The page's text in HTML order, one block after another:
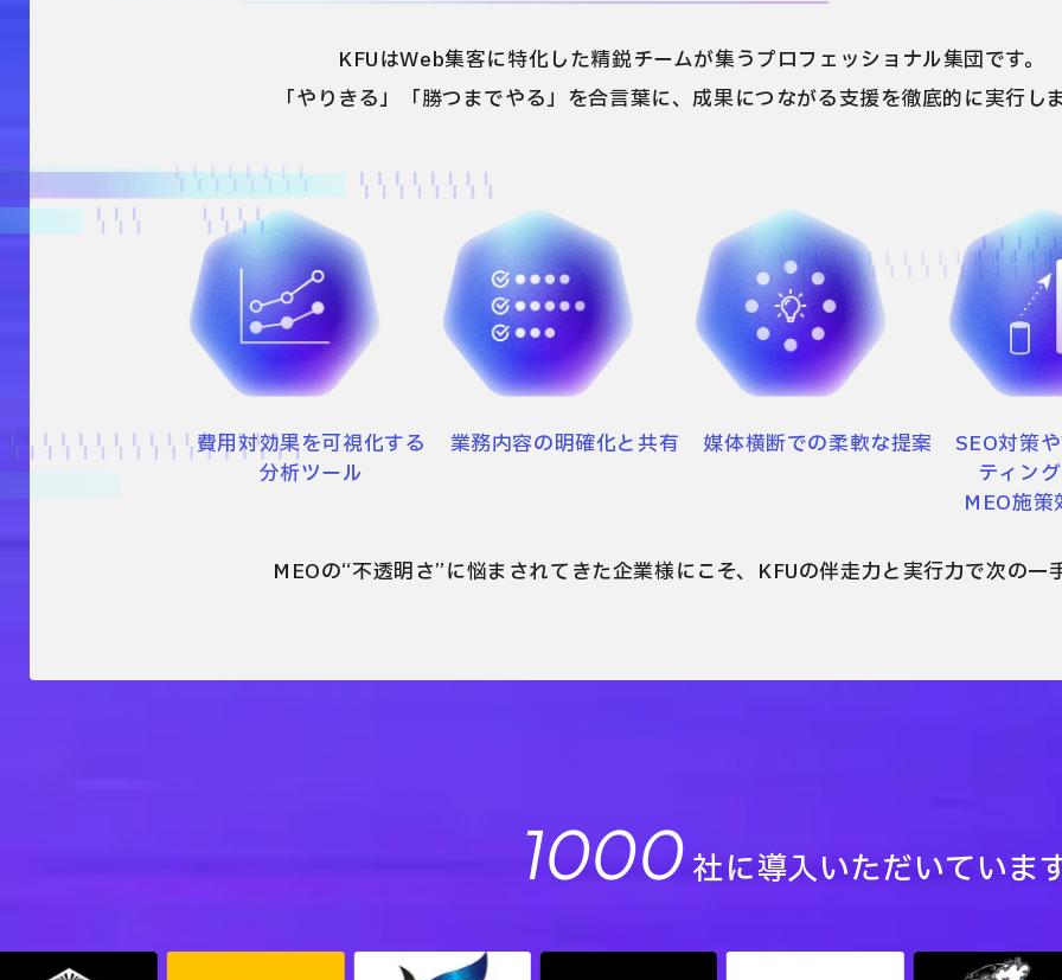
KFUはWeb集客に特化した精鋭チームが集うプロフェッショナル集団です。
「やりきる」「勝つまでやる」を合言葉に、成果につながる支援を徹底的に実行し
費用対効果を可視化する
分析ツール
業務内容の明確化と共有 媒体横断での柔軟な提案
SEO対策
ティン
MEO施策
MEOの“不透明さ”に悩まされてきた企業様にこそ、KFUの伴走力と実行力で次の一
1000社に導入いただいていま